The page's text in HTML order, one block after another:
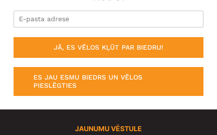
JĀ, ES VĒLOS KĻŪT PAR BIEDRU!
ES JAU ESMU BIEDRS UN VĒLOS
PIESLĒGTIES
JAUNUMU VĒSTULE